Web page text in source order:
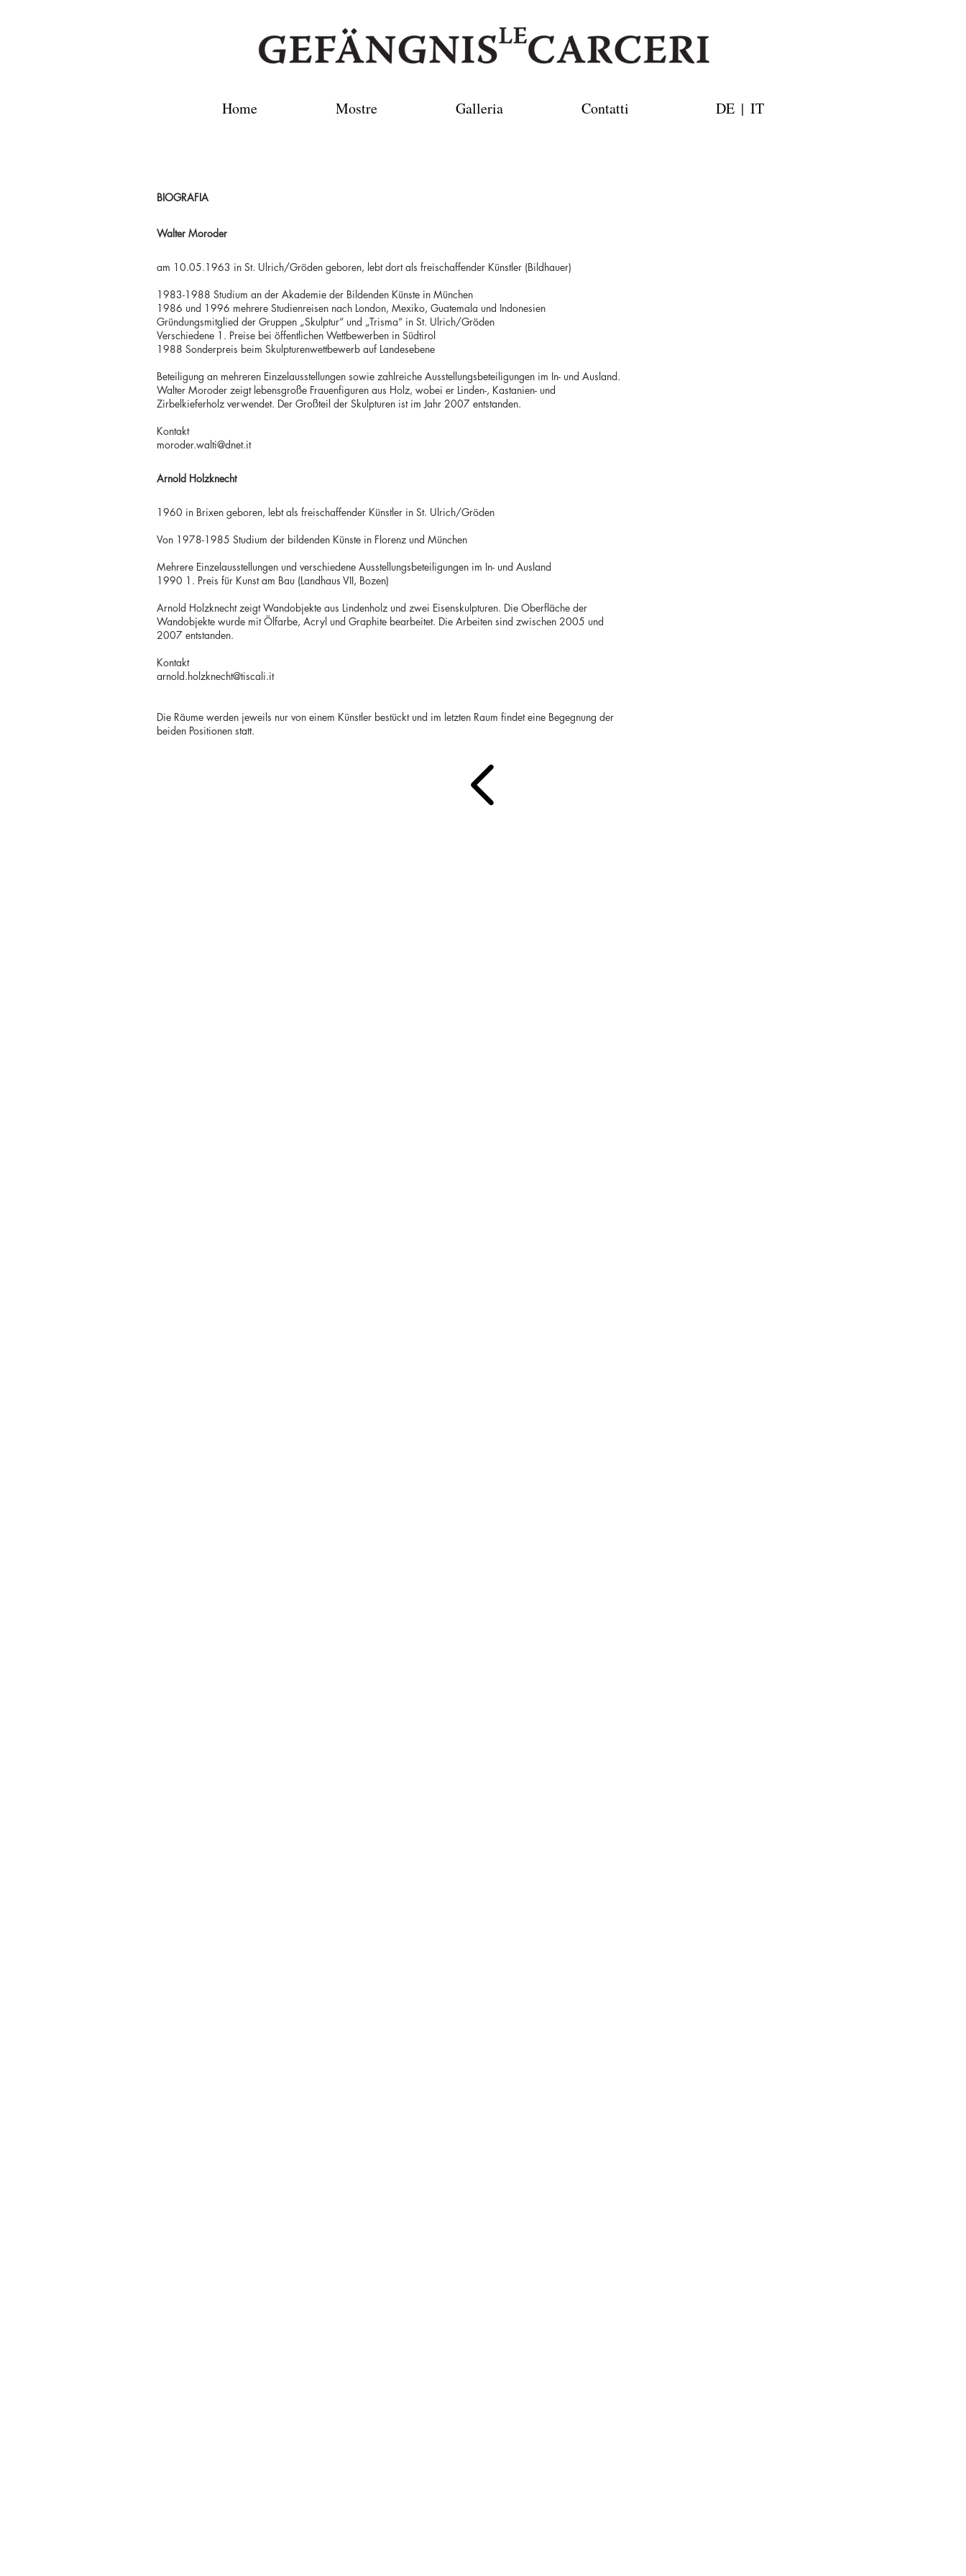
Home Mostre Galleria Contatti DE | IT
BIOGRAFIA
Walter Moroder
am 10.05.1963 in St. Ulrich/Gröden geboren, lebt dort als freischaffender Künstler (Bildhauer)
1983-1988 Studium an der Akademie der Bildenden Künste in München
1986 und 1996 mehrere Studienreisen nach London, Mexiko, Guatemala und Indonesien
Gründungsmitglied der Gruppen „Skulptur“ und „Trisma“ in St. Ulrich/Gröden
Verschiedene 1. Preise bei öffentlichen Wettbewerben in Südtirol
1988 Sonderpreis beim Skulpturenwettbewerb auf Landesebene
Beteiligung an mehreren Einzelausstellungen sowie zahlreiche Ausstellungsbeteiligungen im In- und Ausland.
Walter Moroder zeigt lebensgroße Frauenfiguren aus Holz, wobei er Linden-, Kastanien- und
Zirbelkieferholz verwendet. Der Großteil der Skulpturen ist im Jahr 2007 entstanden.
Kontakt
moroder.walti@dnet.it
Arnold Holzknecht
1960 in Brixen geboren, lebt als freischaffender Künstler in St. Ulrich/Gröden
Von 1978-1985 Studium der bildenden Künste in Florenz und München
Mehrere Einzelausstellungen und verschiedene Ausstellungsbeteiligungen im In- und Ausland
1990 1. Preis für Kunst am Bau (Landhaus VII, Bozen)
Arnold Holzknecht zeigt Wandobjekte aus Lindenholz und zwei Eisenskulpturen. Die Oberfläche der
Wandobjekte wurde mit Ölfarbe, Acryl und Graphite bearbeitet. Die Arbeiten sind zwischen 2005 und
2007 entstanden.
Kontakt
arnold.holzknecht@tiscali.it
Die Räume werden jeweils nur von einem Künstler bestückt und im letzten Raum findet eine Begegnung der
beiden Positionen statt.